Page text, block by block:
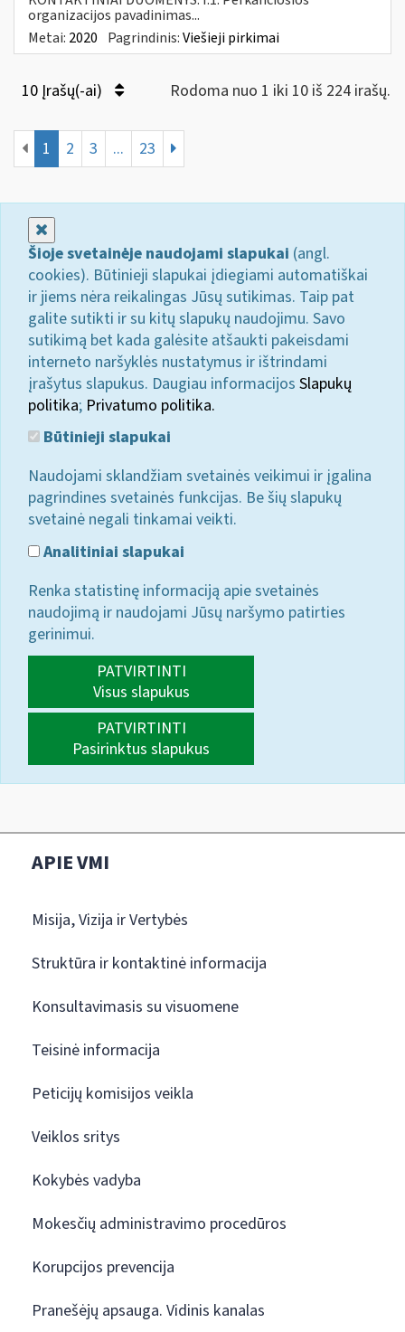
organizacijos pavadinimas...
Metai: 2020 Pagrindinis:Viešieji pirkimai
10 Įrašų(-ai) Rodoma nuo 1 iki 10 iš 224 irašų.
1 2 3 ... 23
Šioje svetainėje naudojami slapukai (angl.
cookies). Būtinieji slapukai įdiegiami automatiškai
ir jiems nėra reikalingas Jūsų sutikimas. Taip pat
galite sutikti ir su kitų slapukų naudojimu. Savo
sutikimą bet kada galėsite atšaukti pakeisdami
interneto naršyklės nustatymus ir ištrindami
įrašytus slapukus. Daugiau informacijos Slapukų
politika; Privatumo politika.
Būtinieji slapukai
Naudojami sklandžiam svetainės veikimui ir įgalina
pagrindines svetainės funkcijas. Be šių slapukų
svetainė negali tinkamai veikti.
Analitiniai slapukai
Renka statistinę informaciją apie svetainės
naudojimą ir naudojami Jūsų naršymo patirties
gerinimui.
PATVIRTINTI
Visus slapukus
PATVIRTINTI
Pasirinktus slapukus
APIE VMI
Misija, Vizija ir Vertybės
Struktūra ir kontaktinė informacija
Konsultavimasis su visuomene
Teisinė informacija
Peticijų komisijos veikla
Veiklos sritys
Kokybės vadyba
Mokesčių administravimo procedūros
Korupcijos prevencija
Pranešėjų apsauga. Vidinis kanalas